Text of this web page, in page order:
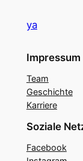
ya
Impressum
Team
Geschichte
Karriere
Soziale
Facebook